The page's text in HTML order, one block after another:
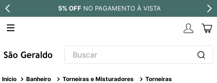
PARCELE EM ATÉ 10X SEM JUROS
Buscar
Banheiro Torneiras e Misturadores Torneiras
TERMOS MAIS BUSCADOS